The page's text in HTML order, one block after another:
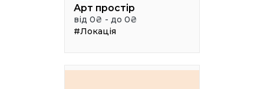
Арт простір
від 0₴ - до 0₴
#Локація